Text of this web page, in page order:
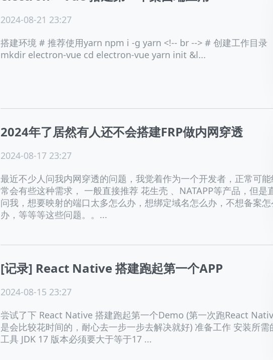
2024-08-21 23:27
搭建环境 # 推荐使用yarn npm i -g yarn <!-- br --> # 创建工作目录
mkdir electron-vue cd electron-vue yarn init &l...
2024年了居然有人还不会搭建FRP做内网穿透
2024-08-17 23:27
最近不少人问我内网穿透的问题，我觉着作为一个开发者，正常可
常会有些这种需求， 一般直接推荐 花生壳 、NATAPP等产品，但是
问我，想要映射的端口太多怎么办，想绑定域名怎么办，不想备案
办，等等等这些问题。。...
[记录] React Native 搭建跑起第一个APP
2024-08-15 23:27
尝试了下 React Native 搭建跑起第一个Demo (第一次跑React
是会比较花时间的，耐心去一步一步去解决就好) 准备工作 安装所需
工具 JDK 17 版本必须要大于等于17 ...